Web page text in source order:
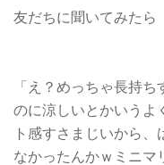
友だちに聞いてみたら
「え？めっちゃ長持
のに涼しいとかいうよ
ト感すさまじいから
なかったんかｗミニマ